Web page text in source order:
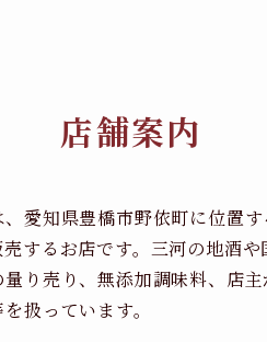
店舗案内
愛知県豊橋市野依町に位置す
するお店です。三河の地酒
り売り、無添加調味料、店
扱っています。